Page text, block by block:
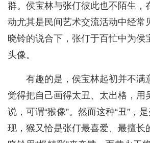
群。侯宝林与张仃彼此也不陌生，
动尤其是民间艺术交流活动中经常
晓铃的说合下，张仃于百忙中为侯
头像。
有趣的是，侯宝林起初并不满
觉得把自己画得太丑、太出格，用
说，可谓“猴像”。然而这种“丑”，
现，猴又恰是张仃最喜爱、最擅长